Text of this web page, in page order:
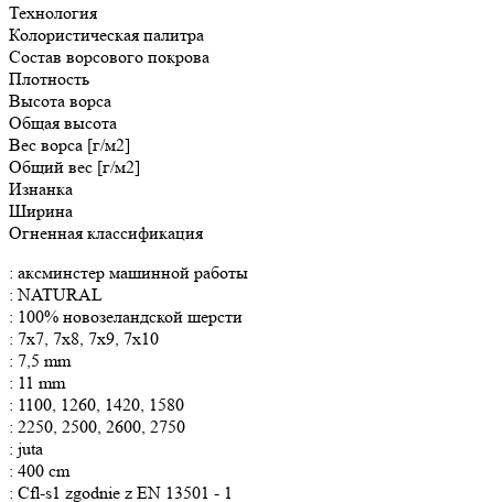
Технология
Колористическая палитра
Состав ворсового покрова
Плотность
Высота ворса
Общая высота
Вес ворса [г/м2]
Общий вес [г/м2]
Изнанка
Ширина
Огненная классификация
: аксминстер машинной работы
: NATURAL
: 100% новозеландской шерсти
: 7x7, 7x8, 7x9, 7x10
: 7,5 mm
: 11 mm
: 1100, 1260, 1420, 1580
: 2250, 2500, 2600, 2750
: juta
: 400 cm
: Cfl-s1 zgodnie z EN 13501 - 1